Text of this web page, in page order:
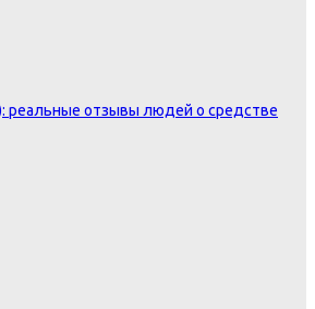
реальные отзывы людей о средстве